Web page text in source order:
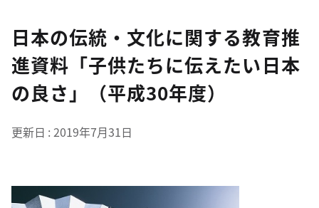
日本の伝統・文化に関する教育推
進資料「子供たちに伝えたい日本
の良さ」（平成30年度）
更新日 2019年7月31日